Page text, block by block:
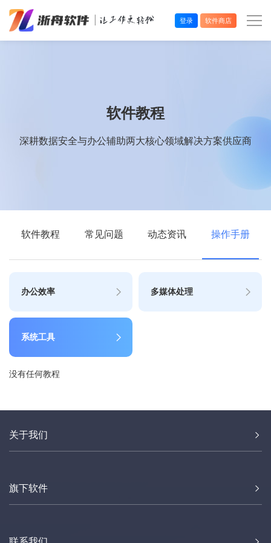
登录 软件商店
软件教程
深耕数据安全与办公辅助两大核心领域解决方案供应商
软件教程 常见问题 动态资讯 操作手册
办公效率 多媒体处理
系统工具
没有任何教程
关于我们
旗下软件